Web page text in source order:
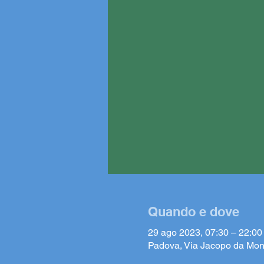
Quando e dove
29 ago 2023, 07:30 – 22:00
Padova, Via Jacopo da